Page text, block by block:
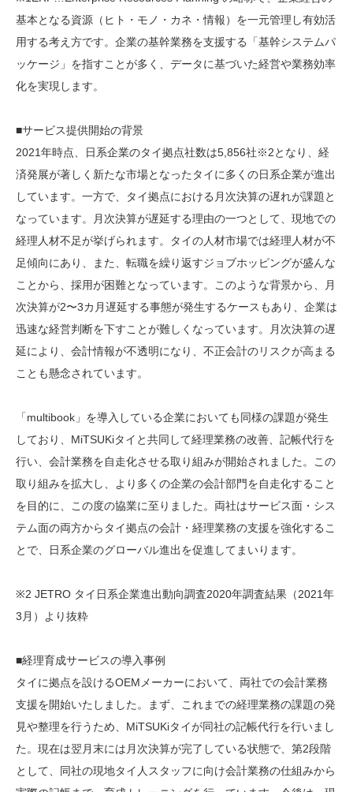
基本となる資源（ヒト・モノ・カネ・情報）を一元管理し有効活
用する考え方です。企業の基幹業務を支援する「基幹システムパ
ッケージ」を指すことが多く、データに基づいた経営や業務効率
化を実現します。
■サービス提供開始の背景
2021年時点、日系企業のタイ拠点社数は5,856社※2となり、経
済発展が著しく新たな市場となったタイに多くの日系企業が進出
しています。一方で、タイ拠点における月次決算の遅れが課題と
なっています。月次決算が遅延する理由の一つとして、現地での
経理人材不足が挙げられます。タイの人材市場では経理人材が不
足傾向にあり、また、転職を繰り返すジョブホッピングが盛んな
ことから、採用が困難となっています。このような背景から、月
次決算が2〜3カ月遅延する事態が発生するケースもあり、企業は
迅速な経営判断を下すことが難しくなっています。月次決算の遅
延により、会計情報が不透明になり、不正会計のリスクが高まる
ことも懸念されています。
「multibook」を導入している企業においても同様の課題が発生
しており、MiTSUKiタイと共同して経理業務の改善、記帳代行を
行い、会計業務を自走化させる取り組みが開始されました。この
取り組みを拡大し、より多くの企業の会計部門を自走化すること
を目的に、この度の協業に至りました。両社はサービス面・シス
テム面の両方からタイ拠点の会計・経理業務の支援を強化するこ
とで、日系企業のグローバル進出を促進してまいります。
※2 JETRO タイ日系企業進出動向調査2020年調査結果（2021年
3月）より抜粋
■経理育成サービスの導入事例
タイに拠点を設けるOEMメーカーにおいて、両社での会計業務
支援を開始いたしました。まず、これまでの経理業務の課題の発
見や整理を行うため、MiTSUKiタイが同社の記帳代行を行いまし
た。現在は翌月末には月次決算が完了している状態で、第2段階
として、同社の現地タイ人スタッフに向け会計業務の仕組みから